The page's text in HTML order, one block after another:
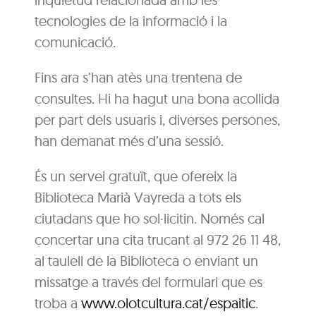
tecnologies de la informació i la
comunicació.
Fins ara s’han atès una trentena de
consultes. Hi ha hagut una bona acollida
per part dels usuaris i, diverses persones,
han demanat més d’una sessió.
És un servei gratuït, que ofereix la
Biblioteca Marià Vayreda a tots els
ciutadans que ho sol·licitin. Només cal
concertar una cita trucant al 972 26 11 48,
al taulell de la Biblioteca o enviant un
missatge a través del formulari que es
troba awww.olotcultura.cat/espaitic.